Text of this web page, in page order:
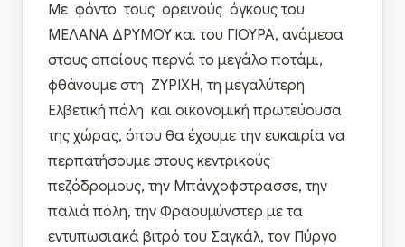
Με φόντο τους ορεινούς όγκους του
ΜΕΛΑΝΑ ΔΡΥΜΟΥ και του ΓΙΟΥΡΑ, ανάμεσα
στους οποίους περνά το μεγάλο ποτάμι,
φθάνουμε στη ΖΥΡΙΧΗ, τη μεγαλύτερη
Ελβετική πόλη και οικονομική πρωτεύουσα
της χώρας, όπου θα έχουμε την ευκαιρία να
περπατήσουμε στους κεντρικούς
πεζόδρομους, την Μπάνχοφστρασσε, την
παλιά πόλη, την Φραουμύνστερ µε τα
εντυπωσιακά βιτρό του Σαγκάλ, τον Πύργο